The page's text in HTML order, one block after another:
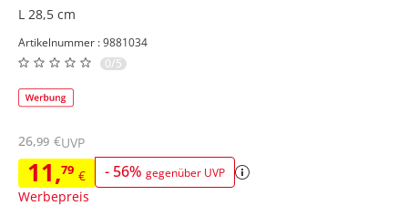
L 28,5 cm
Artikelnummer : 9881034
0/5
11,79 € - 56% gegenüber UVP
Werbepreis
26,99 €UVP